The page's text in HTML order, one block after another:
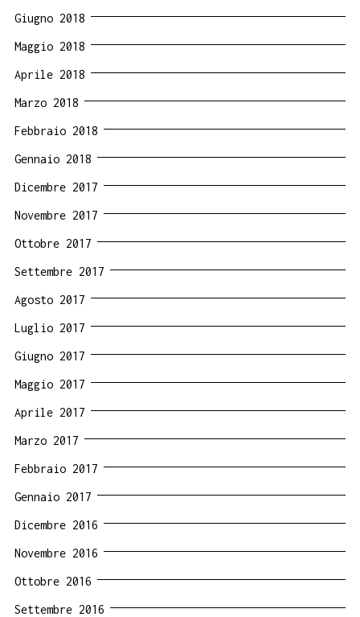
Giugno 2018
Maggio 2018
Aprile 2018
Marzo 2018
Febbraio 2018
Gennaio 2018
Dicembre 2017
Novembre 2017
Ottobre 2017
Settembre 2017
Agosto 2017
Luglio 2017
Giugno 2017
Maggio 2017
Aprile 2017
Marzo 2017
Febbraio 2017
Gennaio 2017
Dicembre 2016
Novembre 2016
Ottobre 2016
Settembre 2016